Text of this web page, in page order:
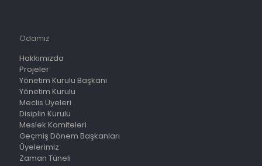
Odamız
Hakkımızda
Projeler
Yönetim Kurulu Başkanı
Yönetim Kurulu
Meclis Üyeleri
Disiplin Kurulu
Meslek Komiteleri
Geçmiş Dönem Başkanları
Üyelerimiz
Zaman Tüneli